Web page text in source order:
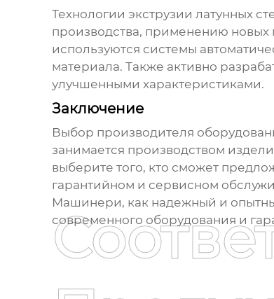
Технологии экструзии латунных
производства, применению новых
используются системы
материала. Также активно
улучшенными характеристиками.
Заключение
Выбор производителя
занимается производством
выберите того, кто сможет
гарантийном и сервисном
Машинери, как надежный и
современного оборудования и